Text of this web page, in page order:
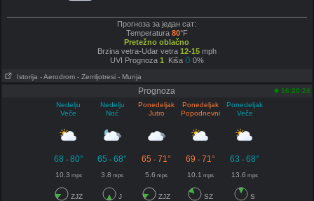
Прогноза за један сат:
Temperatura 80°F
Pretežno oblačno
Brzina vetra-Udar vetra 12-15mph
UVI Prognoza 1 Kiša 0%
Istorija - Aerodrom - Zemljotresi - Munja
Prognoza
16:20:24
Nedelju
Veče
Nedelju
Noć
Ponedeljak
Jutro
Ponedeljak
Popodnevni
Ponedeljak
Veče
68 - 80° 65 -68° 65 - 71° 69 - 71° 63 -68°
10.3 mps 3.8 mps 5.6 mps 10.1 mps 13.6 mps
ZJZ J ZJZ SZ S